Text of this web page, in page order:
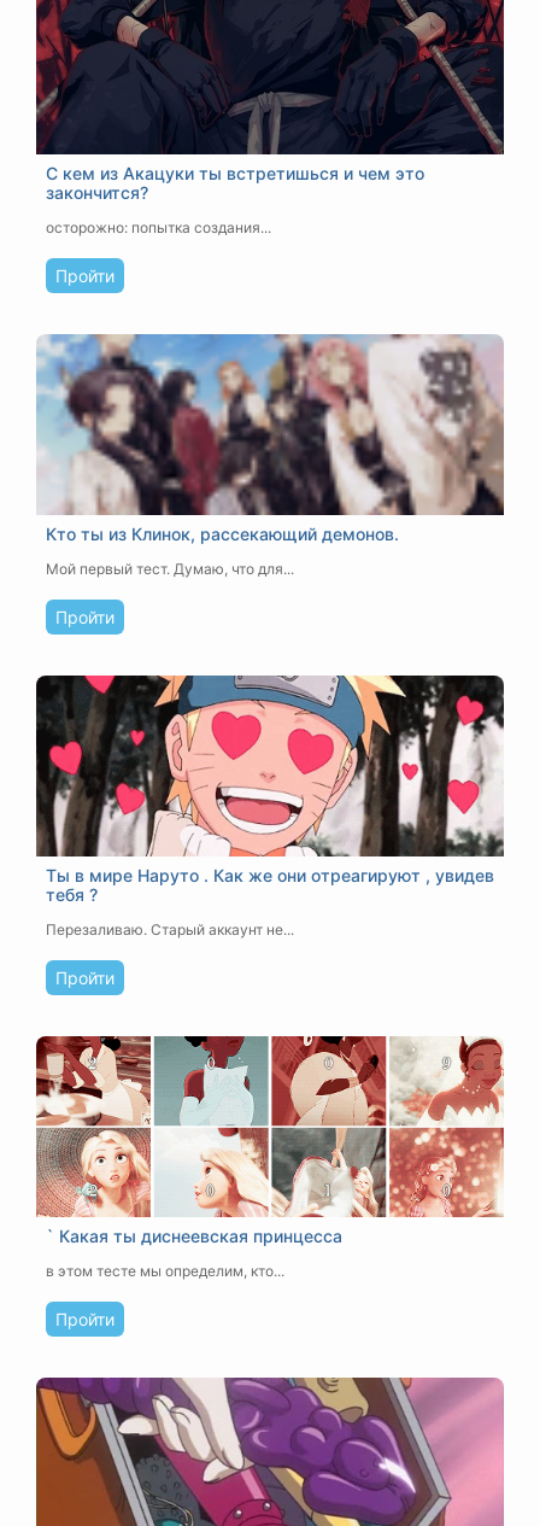
С кем из Акацуки ты встретишься и чем это
закончится?
осторожно: попытка создания...
Пройти
Кто ты из Клинок, рассекающий демонов.
Мой первый тест. Думаю, что для...
Пройти
Ты в мире Наруто . Как же они отреагируют , увидев
тебя ?
Перезаливаю. Старый аккаунт не...
Пройти
` Какая ты диснеевская принцесса
в этом тесте мы определим, кто...
Пройти